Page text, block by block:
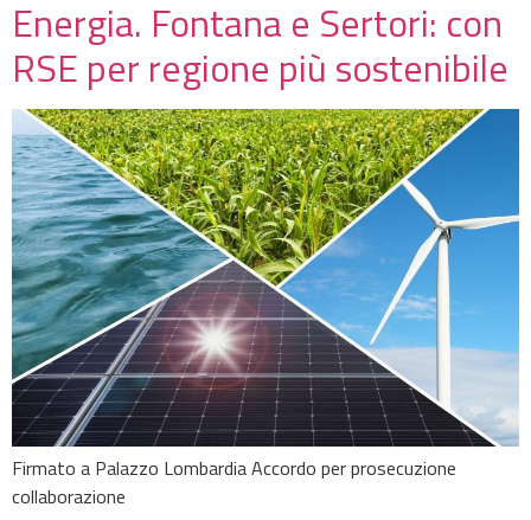
Energia. Fontana e Sertori: con
RSE per regione più sostenibile
Firmato a Palazzo Lombardia Accordo per prosecuzione
collaborazione